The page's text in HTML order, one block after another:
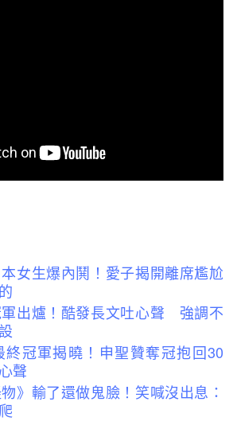
本女生爆內鬨！愛子揭開離席尷尬
軍出爐！酷發長文吐心聲 強調不
終冠軍揭曉！申聖贊奪冠抱回30
聲
》輸了還做鬼臉！笑喊沒出息：